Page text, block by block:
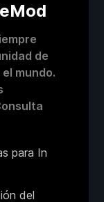
de
mundo.
para In
del